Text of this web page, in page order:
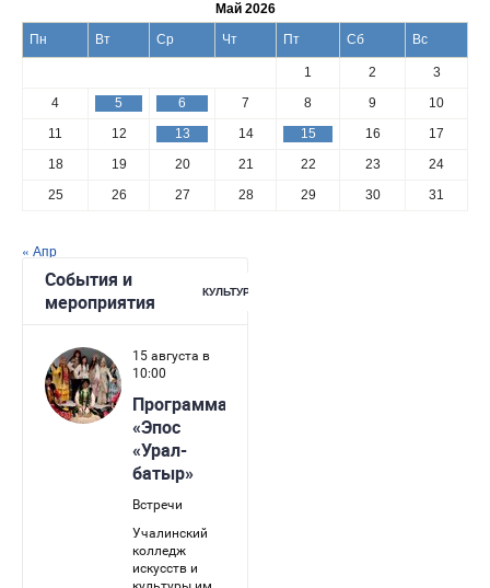
Май 2026
Пн
Вт Ср Чт Пт Сб Вс
1 2
3
4
5 6 7 8 9
10
11
12 13 14 15 16
17
18
19 20 21 22 23
24
25
26 27 28 29 30 31
« Апр